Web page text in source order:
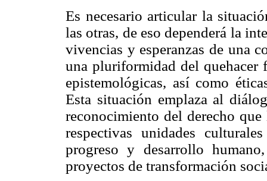
Es necesario articular la
las otras, de eso dependerá la
vivencias y esperanzas de una
una pluriformidad del quehacer
epistemológicas, así como
Esta situación emplaza al
reconocimiento del derecho
respectivas unidades
progreso y desarrollo
proyectos de transformación